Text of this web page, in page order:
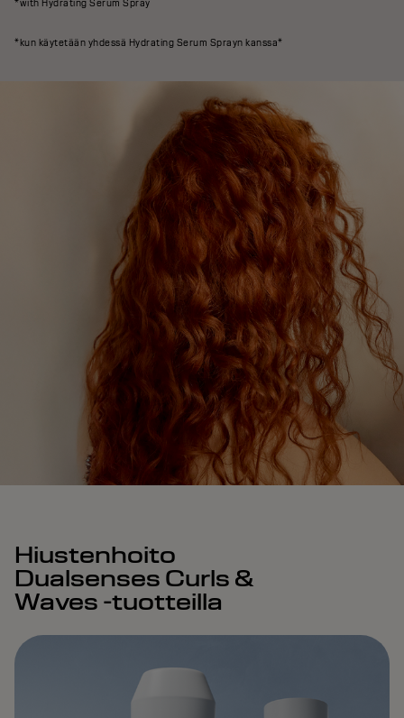
*with Hydrating Serum Spray
*kun käytetään yhdessä Hydrating Serum Sprayn kanssa*
Hiustenhoito
Dualsenses Curls &
Waves -tuotteilla